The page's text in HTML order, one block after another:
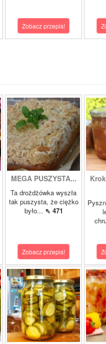
Zobacz przepis!
MEGA PUSZYSTA...
Ta drożdżówka wyszła
tak puszysta, że ciężko
było... ⇖ 471
Zobacz przepis!